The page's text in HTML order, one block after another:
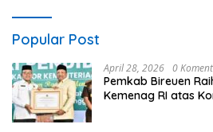
Popular Post
April 28, 2026 0
Pemkab Bireuen
Kemenag RI atas